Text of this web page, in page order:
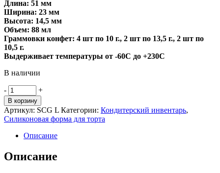
Длина: 51 мм
Ширина: 23 мм
Высота: 14,5 мм
Объем: 88 мл
Граммовки конфет: 4 шт по 10 г., 2 шт по 13,5 г., 2 шт по
10,5 г.
Выдерживает температуры от -60С до +230С
В наличии
Количество
товара
Силиконовая
форма
Easy
Choc
Листики
Silikomart
- +
В корзину
Артикул: SCG L Категории: Кондитерский инвентарь,
Силиконовая форма для торта
Описание
Описание